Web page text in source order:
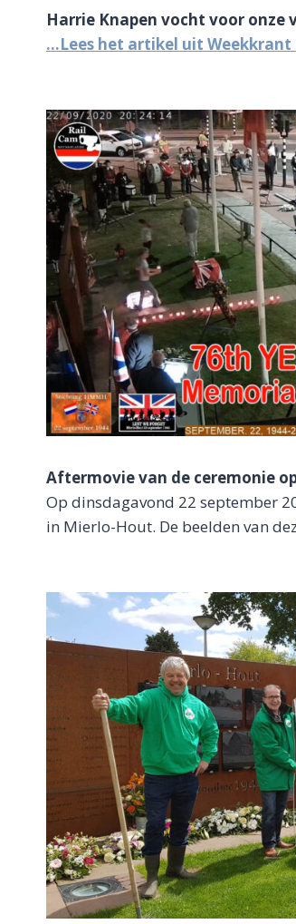
Harrie Knapen vocht voor onze
…Lees het artikel uit Weekkrant
Aftermovie van de ceremonie
Op dinsdagavond 22 september
in Mierlo-Hout. De beelden van